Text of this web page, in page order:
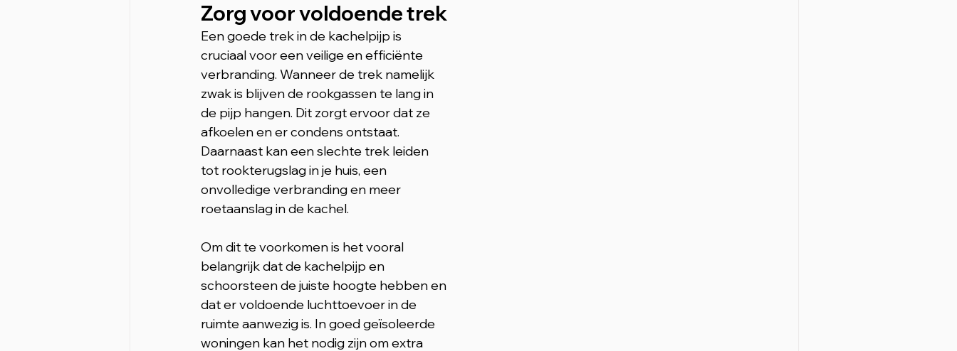
Zorg voor voldoende trek
Een goede trek in de kachelpijp is
cruciaal voor een veilige en efficiënte
verbranding. Wanneer de trek namelijk
zwak is blijven de rookgassen te lang in
de pijp hangen. Dit zorgt ervoor dat ze
afkoelen en er condens ontstaat.
Daarnaast kan een slechte trek leiden
tot rookterugslag in je huis, een
onvolledige verbranding en meer
roetaanslag in de kachel.
Om dit te voorkomen is het vooral
belangrijk dat de kachelpijp en
schoorsteen de juiste hoogte hebben en
dat er voldoende luchttoevoer in de
ruimte aanwezig is. In goed geïsoleerde
woningen kan het nodig zijn om extra